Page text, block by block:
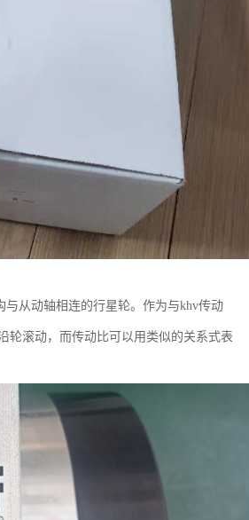
从动轴相连的行星轮。作为与khv传动
轮滚动，而传动比可以用类似的关系式表